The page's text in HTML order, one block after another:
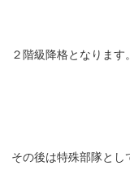
２階級降格となります。
その後は特殊部隊とし